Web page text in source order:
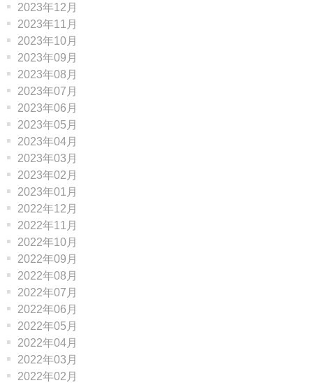
2023年12月
2023年11月
2023年10月
2023年09月
2023年08月
2023年07月
2023年06月
2023年05月
2023年04月
2023年03月
2023年02月
2023年01月
2022年12月
2022年11月
2022年10月
2022年09月
2022年08月
2022年07月
2022年06月
2022年05月
2022年04月
2022年03月
2022年02月